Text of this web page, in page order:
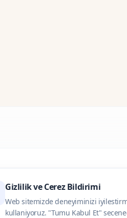
Gizlilik ve Cerez Bildirimi
Web sitemizde deneyiminizi
kullaniyoruz. "Tumu Kabul Et"